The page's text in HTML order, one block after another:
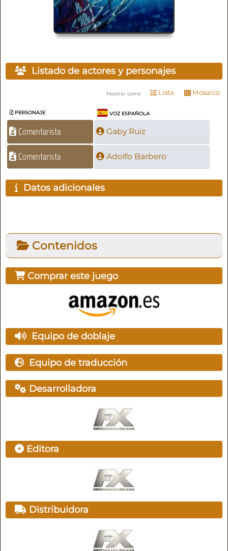
Listado de actores y personajes
Mostrar como Lista Mosaico
PERSONAJE VOZ ESPAÑOLA
Comentarista Gaby Ruiz
Comentarista Adolfo Barbero
Datos adicionales
Contenidos
Comprar este juego
Equipo de doblaje
Equipo de traducción
Desarrolladora
Editora
Distribuidora